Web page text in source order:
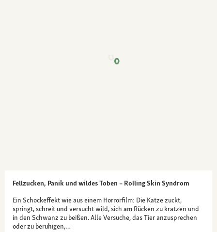
Fellzucken, Panik und wildes Toben – Rolling Skin Syndrom
Ein Schockeffekt wie aus einem Horrorfilm: Die Katze zuckt,
springt, schreit und versucht wild, sich am Rücken zu kratzen und
in den Schwanz zu beißen. Alle Versuche, das Tier anzusprechen
oder zu beruhigen,…